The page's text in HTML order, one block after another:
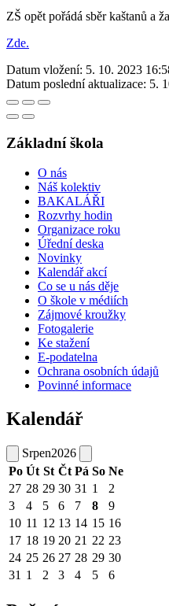
ZŠ opět pořádá sběr kaštanů a
Zde.
Datum vložení: 5. 10. 2023
Datum poslední aktualizace: 5.
Základní škola
O nás
Náš kolektiv
BAKALÁŘI
Rozvrhy hodin
Organizace roku
Úřední deska
Novinky
Kalendář akcí
Co se u nás děje
O škole v médiích
Zájmové kroužky
Fotogalerie
Ke stažení
E-podatelna
Ochrana osobních údajů
Povinné informace
Kalendář
Srpen2026
Po Út St Čt Pá So Ne
27 28 29 30 31 1
2
3
4 5 6 7 8
9
10 11 12 13 14 15 16
17 18 19 20 21 22 23
24 25 26 27 28 29 30
31 1 2 3 4 5 6